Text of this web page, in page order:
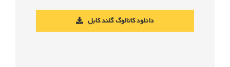
دانلود کاتالوگ گلند کابل